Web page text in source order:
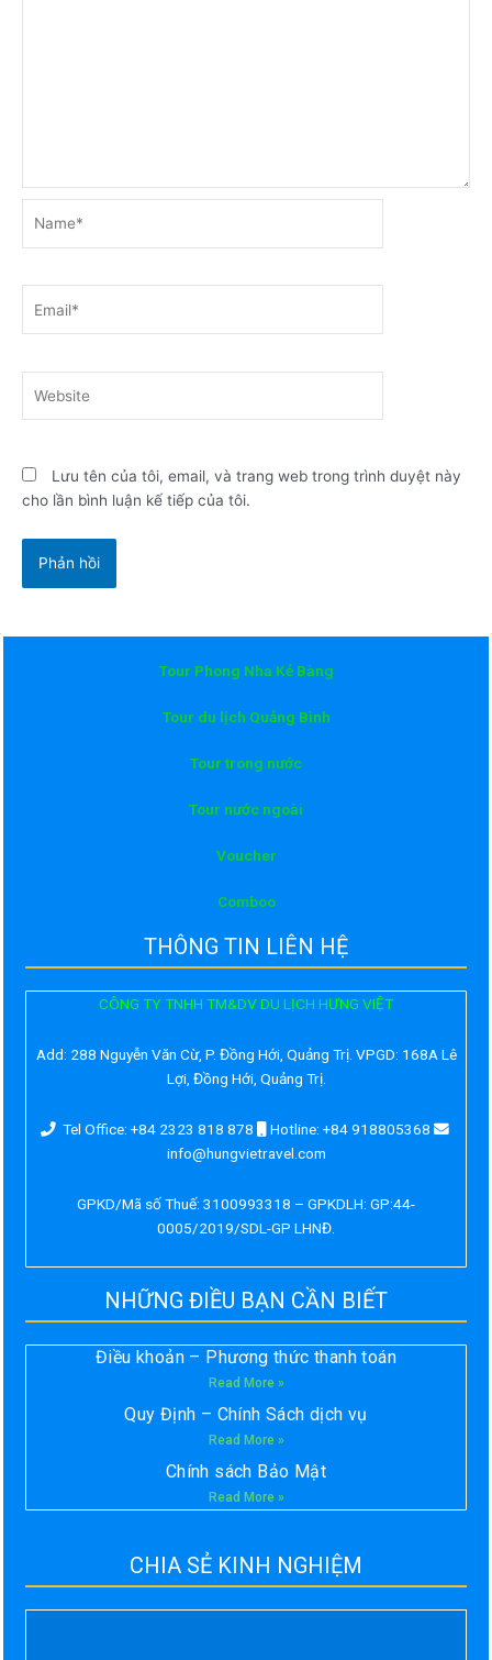
Lưu tên của tôi, email, và trang web trong trình duyệt này
cho lần bình luận kế tiếp của tôi.
Tour Phong Nha Kẻ Bàng
Tour du lịch Quảng Bình
Tour trong nước
Tour nước ngoài
Voucher
Comboo
THÔNG TIN LIÊN HỆ
CÔNG TY TNHH TM&DV DU LỊCH HƯNG VIỆT
Add: 288 Nguyễn Văn Cừ, P. Đồng Hới, Quảng Trị. VPGD: 168A Lê
Lợi, Đồng Hới, Quảng Trị.
Tel Office: +84 2323 818 878
Hotline: +84 918805368
info@hungvietravel.com
GPKD/Mã số Thuế: 3100993318 – GPKDLH: GP:44-
0005/2019/SDL-GP LHNĐ.
NHỮNG ĐIỀU BẠN CẦN BIẾT
Điều khoản – Phương thức thanh toán
Read More »
Quy Định – Chính Sách dịch vụ
Read More »
Chính sách Bảo Mật
Read More »
CHIA SẺ KINH NGHIỆM